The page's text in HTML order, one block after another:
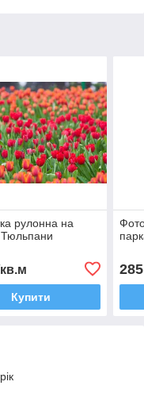
рулонна на
Купити
285